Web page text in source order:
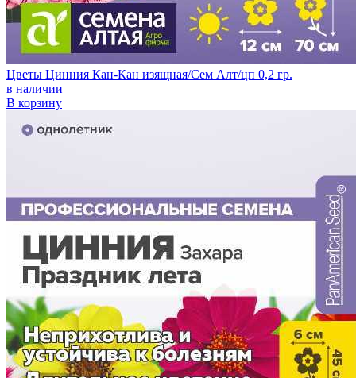
Цветы Цинния Кан-Кан изящная/Сем Алт/цп 0,2 гр.
в наличии
В корзину